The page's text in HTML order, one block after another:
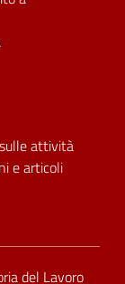
attività
e articoli
del Lavoro